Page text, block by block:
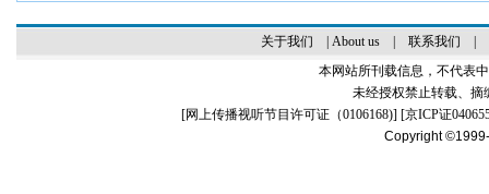
关于我们 About us| 联系我们
本网站所刊载信息，不代表
未经授权禁止转载、摘
[网上传播视听节目许可证（0106168)] [京ICP证
Copyright